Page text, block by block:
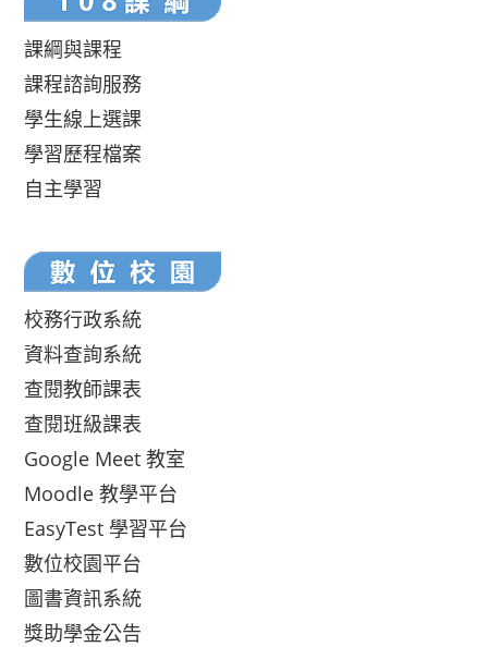
課綱與課程
課程諮詢服務
學生線上選課
學習歷程檔案
自主學習
校務行政系統
資料查詢系統
查閱教師課表
查閱班級課表
Google Meet 教室
Moodle 教學平台
EasyTest 學習平台
數位校園平台
圖書資訊系統
獎助學金公告